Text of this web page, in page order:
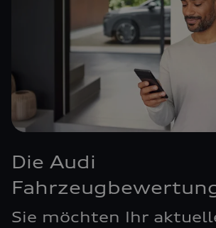
Die Audi
Sie möchten Ihr